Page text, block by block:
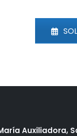
Auxiliadora,